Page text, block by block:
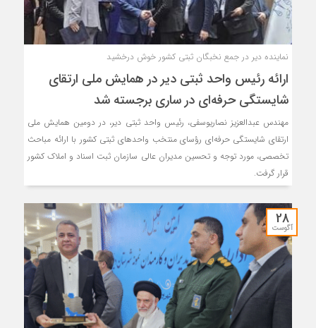
نماینده دیر در جمع نخبگان ثبتی کشور خوش درخشید
ارائه رئیس واحد ثبتی دیر در همایش ملی ارتقای
شایستگی حرفه‌ای در ساری برجسته شد
مهندس عبدالعزیز نصاریوسفی، رئیس واحد ثبتی دیر، در دومین همایش ملی
ارتقای شایستگی حرفه‌ای رؤسای منتخب واحدهای ثبتی کشور با ارائه مباحث
تخصصی، مورد توجه و تحسین مدیران عالی سازمان ثبت اسناد و املاک کشور
قرار گرفت.
28
آگوست